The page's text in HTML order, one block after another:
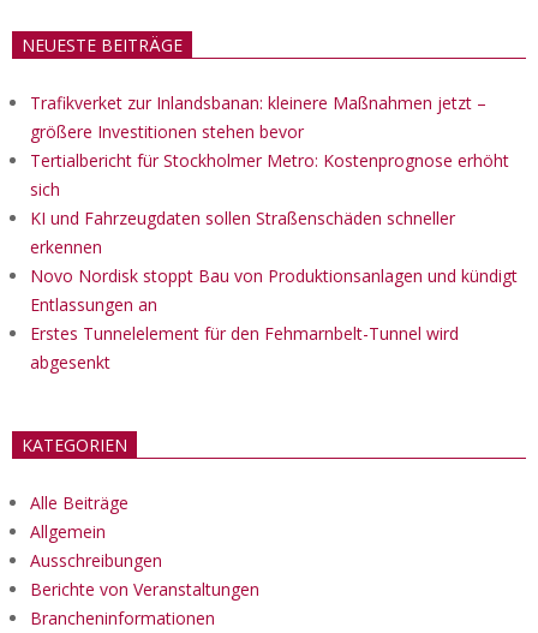
NEUESTE BEITRÄGE
Trafikverket zur Inlandsbanan: kleinere Maßnahmen jetzt –
größere Investitionen stehen bevor
Tertialbericht für Stockholmer Metro: Kostenprognose erhöht
sich
KI und Fahrzeugdaten sollen Straßenschäden schneller
erkennen
Novo Nordisk stoppt Bau von Produktionsanlagen und kündigt
Entlassungen an
Erstes Tunnelelement für den Fehmarnbelt-Tunnel wird
abgesenkt
KATEGORIEN
Alle Beiträge
Allgemein
Ausschreibungen
Berichte von Veranstaltungen
Brancheninformationen